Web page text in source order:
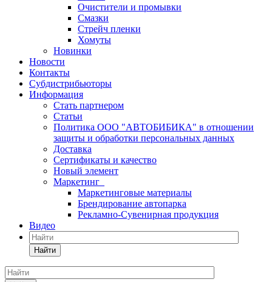
Очистители и промывки
Смазки
Стрейч пленки
Хомуты
Новинки
Новости
Контакты
Субдистрибьюторы
Информация
Стать партнером
Статьи
Политика ООО "АВТОБИБИКА" в отношении
защиты и обработки персональных данных
Доставка
Сертификаты и качество
Новый элемент
Маркетинг
Маркетинговые материалы
Брендирование автопарка
Рекламно-Сувенирная продукция
Видео
Найти